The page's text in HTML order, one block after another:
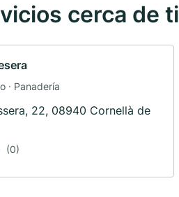
cerca de ti
· Panadería
22, 08940 Cornellà de
(0)